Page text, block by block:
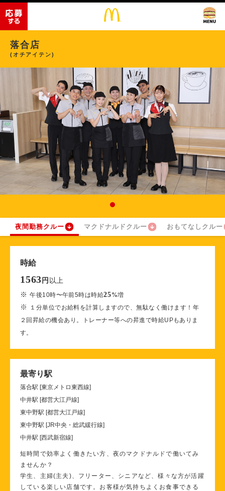
落合店
(オチアイテン)
夜間勤務クルー マクドナルドクルー おもてなしクルー
時給
1563 円 以上
※午後10時〜午前5時は時給25%増
※
１分単位でお給料を計算しますので、無駄なく働けます！年
２回昇給の機会あり。トレーナー等への昇進で時給UPもありま
す。
最寄り駅
落合駅 [東京メトロ東西線]
中井駅 [都営大江戸線]
東中野駅 [都営大江戸線]
東中野駅 [JR中央・総武緩行線]
中井駅 [西武新宿線]
短時間で効率よく働きたい方、夜のマクドナルドで働いてみ
ませんか？
学生、主婦(主夫)、フリーター、シニアなど、様々な方が活躍
している楽しい店舗です。お客様が気持ちよくお食事できる